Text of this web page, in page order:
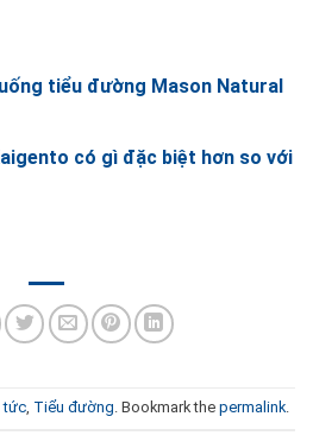
tiểu đường Mason Natural
có gì đặc biệt hơn so với
tức, Tiểu đường. Bookmark the permalink.